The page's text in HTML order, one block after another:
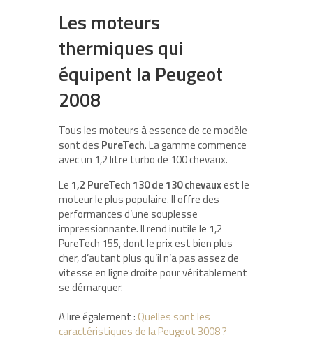
Les moteurs
thermiques qui
équipent la Peugeot
2008
Tous les moteurs à essence de ce modèle
sont des PureTech. La gamme commence
avec un 1,2 litre turbo de 100 chevaux.
Le 1,2 PureTech 130 de 130 chevauxest le
moteur le plus populaire. Il offre des
performances d’une souplesse
impressionnante. Il rend inutile le 1,2
PureTech 155, dont le prix est bien plus
cher, d’autant plus qu’il n’a pas assez de
vitesse en ligne droite pour véritablement
se démarquer.
A lire également : Quelles sont les
caractéristiques de la Peugeot 3008 ?